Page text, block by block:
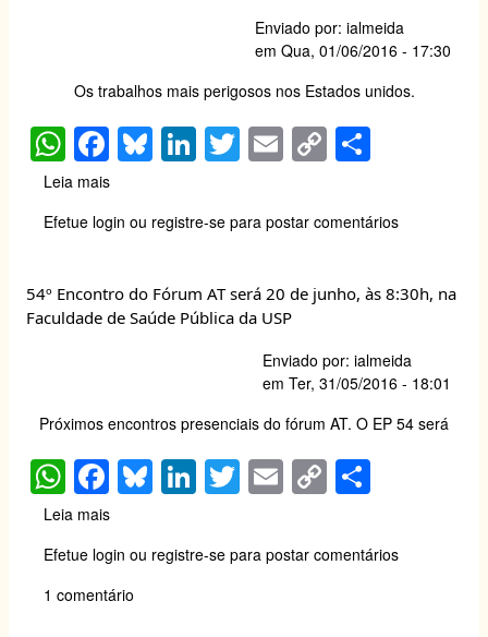
Junho
mundial
do
Enviado por: ialmeida
em Qua, 01/06/2016 - 17:30
Os trabalhos mais perigosos nos Estados unidos.
W
h
at
s
A
p
F
a
c
e
b
o
Bl
u
e
sk
y
Li
n
k
e
dI
n
T
wi
tt
er
E
m
ail
C
o
p
y
Li
n
k
ar
e
Leia mais
10
perigosos
nos
Efetue login ou registre-se para postar comentários
54º Encontro do Fórum AT será 20 de junho, às 8:30h, na
Faculdade de Saúde Pública da USP
Enviado por: ialmeida
em Ter, 31/05/2016 - 18:01
Próximos encontros presenciais do fórum AT. O EP 54 será
W
h
at
s
A
F
a
c
e
b
Bl
u
e
sk
Li
n
k
e
T
wi
tt
er
E
m
ail
C
o
p
y
ar
e
Leia mais
Encontro
Fórum
Efetue login ou registre-se para postar comentários
1 comentário